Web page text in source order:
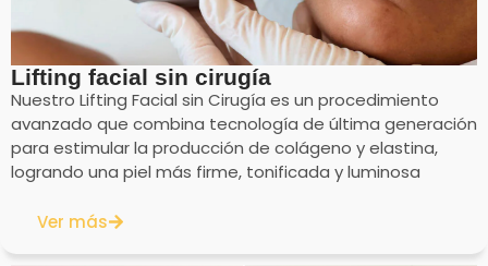
Lifting facial sin cirugía
Nuestro Lifting Facial sin Cirugía es un procedimiento
avanzado que combina tecnología de última generación
para estimular la producción de colágeno y elastina,
logrando una piel más firme, tonificada y luminosa
Ver más